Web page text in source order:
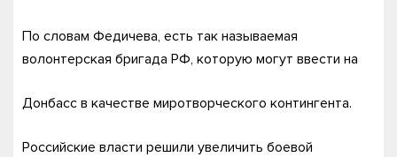
По словам Федичева, есть так называемая
волонтерская бригада РФ, которую могут ввести на
Донбасс в качестве миротворческого контингента.
Российские власти решили увеличить боевой